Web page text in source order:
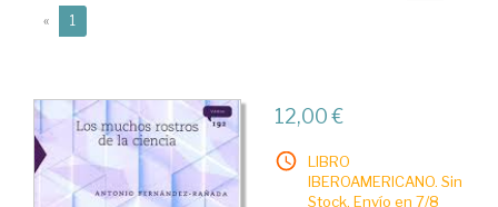
« 1
12,00 €
LIBRO
IBEROAMERICANO. Sin
Stock. Envío en 7/8